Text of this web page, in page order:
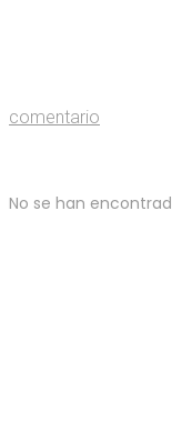
comentario
No se han